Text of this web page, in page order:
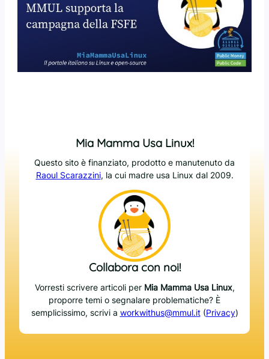
Mia Mamma Usa Linux!
Questo sito è finanziato, prodotto e manutenuto da
Raoul Scarazzini, la cui madre usa Linux dal 2009.
Collabora con noi!
Vorresti scrivere articoli per Mia Mamma Usa Linux,
proporre temi o segnalare problematiche? È
semplicissimo, scrivi a workwithus@mmul.it(Privacy)